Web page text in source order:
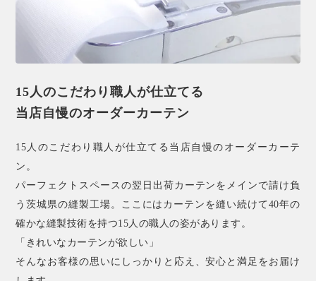
15人のこだわり職人が仕立てる
当店自慢のオーダーカーテン
15人のこだわり職人が仕立てる当店自慢のオーダーカーテ
ン。
パーフェクトスペースの翌日出荷カーテンをメインで請け負
う茨城県の縫製工場。ここにはカーテンを縫い続けて40年の
確かな縫製技術を持つ15人の職人の姿があります。
「きれいなカーテンが欲しい」
そんなお客様の思いにしっかりと応え、安心と満足をお届け